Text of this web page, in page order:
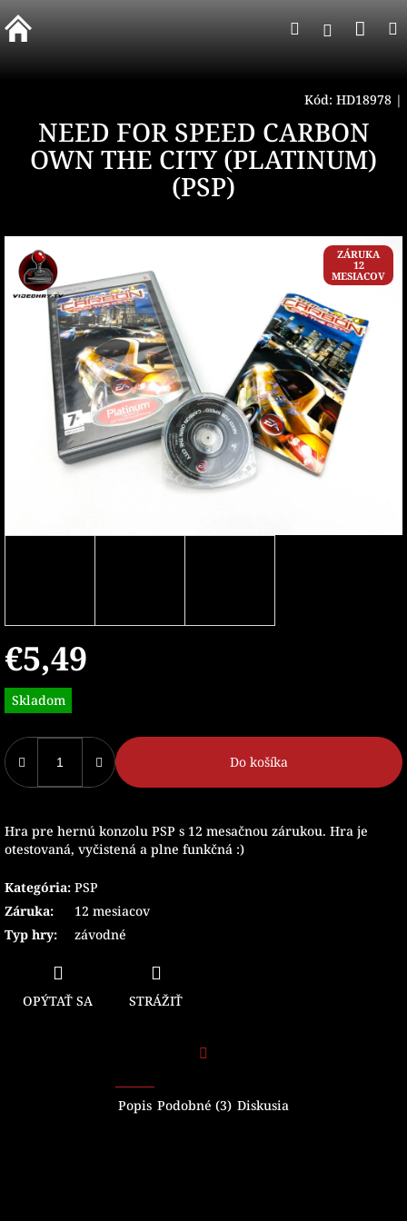
na
obsah
Hľadať
Kód: HD18978 |
NEED FOR SPEED CARBON
OWN THE CITY (PLATINUM)
(PSP)
ZÁRUKA
12
MESIACOV
€5,49
Jednotková
cena:
Skladom
Do košíka
Hra pre hernú konzolu PSP s 12 mesačnou zárukou. Hra je
otestovaná, vyčistená a plne funkčná :)
Kategória: PSP
Záruka:
12 mesiacov
Typ hry: závodné
OPÝTAŤ SA STRÁŽIŤ
Popis Podobné (3) Diskusia